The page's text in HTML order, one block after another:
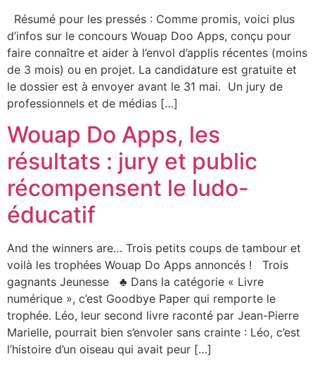
Résumé pour les pressés : Comme promis, voici plus
d’infos sur le concours Wouap Doo Apps, conçu pour
faire connaître et aider à l’envol d’applis récentes (moins
de 3 mois) ou en projet. La candidature est gratuite et
le dossier est à envoyer avant le 31 mai. Un jury de
professionnels et de médias […]
Wouap Do Apps, les
résultats : jury et public
récompensent le ludo-
éducatif
And the winners are… Trois petits coups de tambour et
voilà les trophées Wouap Do Apps annoncés ! Trois
gagnants Jeunesse ♣ Dans la catégorie « Livre
numérique », c’est Goodbye Paper qui remporte le
trophée. Léo, leur second livre raconté par Jean-Pierre
Marielle, pourrait bien s’envoler sans crainte : Léo, c’est
l’histoire d’un oiseau qui avait peur […]